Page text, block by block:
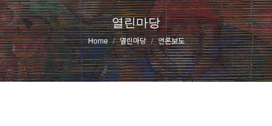
열린마당
Home 열린마당 언론보도